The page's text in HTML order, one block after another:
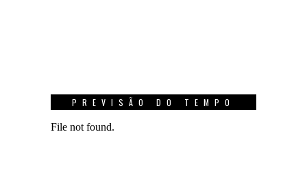
PREVISÃO DO TEMPO